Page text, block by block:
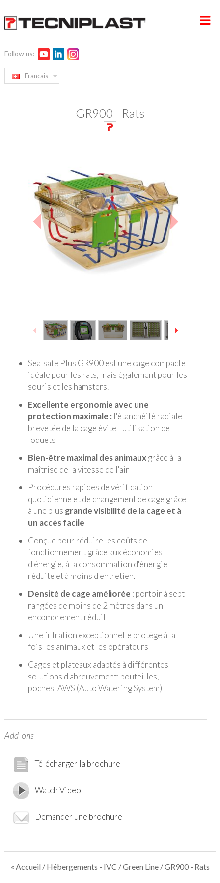
ACCUEIL
CONTACTS
Follow us:
Francais
GR900 - Rats
Sealsafe Plus GR900 est une cage compacte
idéale pour les rats, mais également pour les
souris et les hamsters.
Excellente ergonomie avec une
protection maximale : l'étanchéité radiale
brevetée de la cage évite l'utilisation de
loquets
Bien-être maximal des animauxgrâce à la
maîtrise de la vitesse de l'air
Procédures rapides de vérification
quotidienne et de changement de cage grâce
à une plus grande visibilité de la cage et à
un accès facile
Conçue pour réduire les coûts de
fonctionnement grâce aux économies
d'énergie, à la consommation d'énergie
réduite et à moins d'entretien.
Densité de cage améliorée : portoir à sept
rangées de moins de 2 mètres dans un
encombrement réduit
Une filtration exceptionnelle protège à la
fois les animaux et les opérateurs
Cages et plateaux adaptés à différentes
solutions d'abreuvement: bouteilles,
poches, AWS (Auto Watering System)
Add-ons
Télécharger la brochure
Watch Video
Demander une brochure
« Accueil / Hébergements - IVC /Green Line/ GR900 - Rats